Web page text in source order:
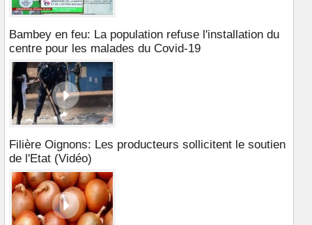
Bambey en feu: La population refuse l'installation du
centre pour les malades du Covid-19
Filière Oignons: Les producteurs sollicitent le soutien
de l'Etat (Vidéo)